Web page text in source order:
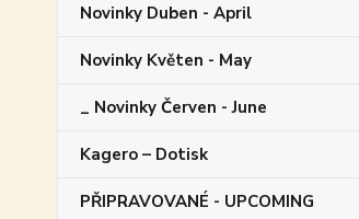
Novinky Duben - April
Novinky Květen - May
_ Novinky Červen - June
Kagero – Dotisk
PŘIPRAVOVANÉ - UPCOMING